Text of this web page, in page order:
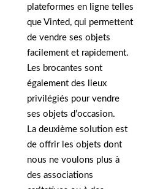
plateformes en ligne telles
que Vinted, qui permettent
de vendre ses objets
facilement et rapidement.
Les brocantes sont
également des lieux
privilégiés pour vendre
ses objets d’occasion.
La deuxième solution est
de offrir les objets dont
nous ne voulons plus à
des associations